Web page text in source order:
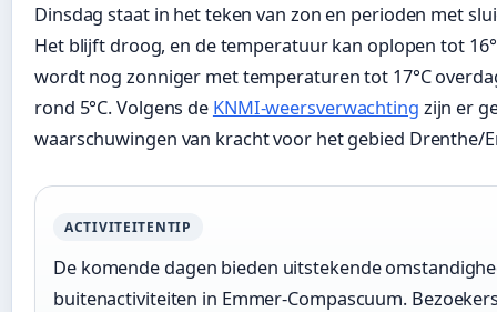
Dinsdag staat in het teken van zon en perioden met
Het blijft droog, en de temperatuur kan oplopen tot
wordt nog zonniger met temperaturen tot 17°C
rond 5°C. Volgens de KNMI-weersverwachting zijn er
waarschuwingen van kracht voor het gebied Drenthe/
ACTIVITEITENTIP
De komende dagen bieden uitstekende
buitenactiviteiten in Emmer-Compascuum.